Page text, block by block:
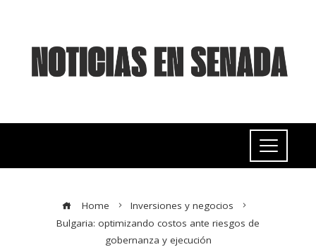
Home
Inversiones y negocios
Bulgaria: optimizando costos ante riesgos de
gobernanza y ejecución